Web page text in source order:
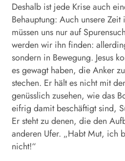
Deshalb ist jede Krise auch
Behauptung: Auch unsere
müssen uns nur auf
werden wir ihn finden:
sondern in Bewegung. Jesus
es gewagt haben, die Anker
stechen. Er hält es nicht mit
genüsslich zusehen, wie das
eifrig damit beschäftigt sind,
Er steht zu denen, die den
anderen Ufer. „Habt Mut, ich
nicht!“